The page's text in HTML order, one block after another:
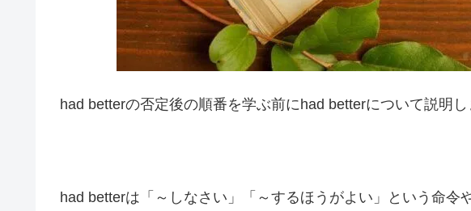
had betterの否定後の順番を学ぶ前にhad betterについて説明し
had betterは「～しなさい」「～するほうがよい」という命令